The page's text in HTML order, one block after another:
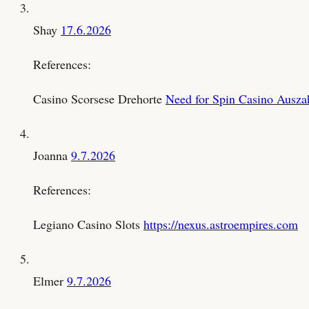
Shay 17.6.2026
References:
Casino Scorsese Drehorte Need for Spin Casino
Joanna 9.7.2026
References:
Legiano Casino Slots https://nexus.astroempires.com
Elmer 9.7.2026